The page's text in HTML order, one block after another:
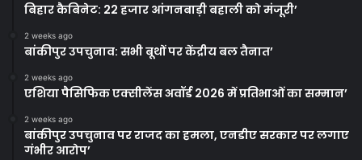
बिहार कैबिनेट: 22 हजार आंगनबाड़ी बहाली को मंजूरी’
2 weeks ago
बांकीपुर उपचुनाव: सभी बूथों पर केंद्रीय बल तैनात’
2 weeks ago
एशिया पैसिफिक एक्सीलेंस अवॉर्ड 2026 में प्रतिभाओं का सम्मान’
2 weeks ago
बांकीपुर उपचुनाव पर राजद का हमला, एनडीए सरकार पर लगाए
गंभीर आरोप’